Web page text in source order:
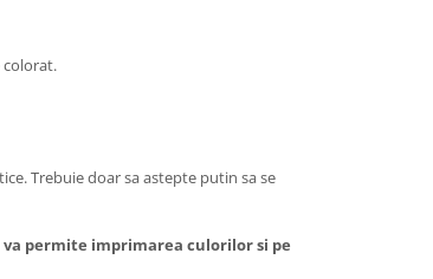
colorat.
Trebuie doar sa astepte putin sa se
permite imprimarea culorilor si pe